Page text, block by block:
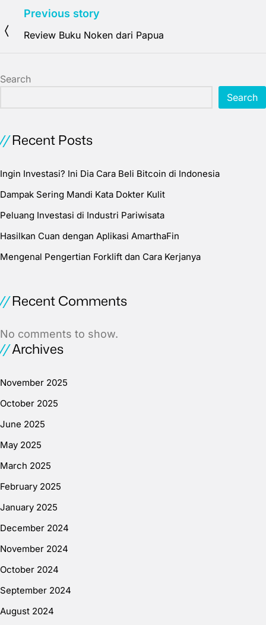
Previous story
Review Buku Noken dari Papua
Search
Search
Recent Posts
Ingin Investasi? Ini Dia Cara Beli Bitcoin di Indonesia
Dampak Sering Mandi Kata Dokter Kulit
Peluang Investasi di Industri Pariwisata
Hasilkan Cuan dengan Aplikasi AmarthaFin
Mengenal Pengertian Forklift dan Cara Kerjanya
Recent Comments
No comments to show.
Archives
November 2025
October 2025
June 2025
May 2025
March 2025
February 2025
January 2025
December 2024
November 2024
October 2024
September 2024
August 2024